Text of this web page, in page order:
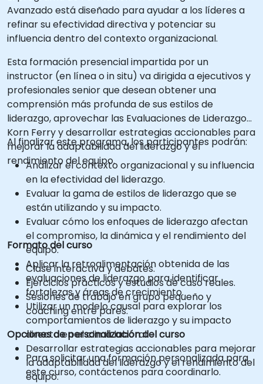
Avanzado está diseñado para ayudar a los líderes a
refinar su efectividad directiva y potenciar su
influencia dentro del contexto organizacional.
Esta formación presencial impartida por un
instructor (en línea o in situ) va dirigida a ejecutivos y
profesionales senior que desean obtener una
comprensión más profunda de sus estilos de
liderazgo, aprovechar las Evaluaciones de Liderazgo
Korn Ferry y desarrollar estrategias accionables para
mejorar la adaptabilidad del liderazgo y el
rendimiento del equipo.
Al finalizar este programa, los participantes podrán:
Analizar el contexto organizacional y su influencia
en la efectividad del liderazgo.
Evaluar la gama de estilos de liderazgo que se
están utilizando y su impacto.
Evaluar cómo los enfoques de liderazgo afectan
el compromiso, la dinámica y el rendimiento del
equipo.
Aplicar la retroalimentación obtenida de las
evaluaciones de liderazgo para identificar
fortalezas y áreas de crecimiento.
Utilizar un modelo causal para explorar los
comportamientos de liderazgo y su impacto
directo en el clima laboral.
Desarrollar estrategias accionables para mejorar
la adaptabilidad del liderazgo y el rendimiento del
equipo.
Formato del curso
Clase interactiva y debates.
Ejercicios prácticos y estudios de caso reales.
Sesiones de trabajo en grupo pequeño y
coaching entre pares.
Opciones de personalización del curso
Para solicitar una formación personalizada para
este curso, contáctenos para coordinarlo.